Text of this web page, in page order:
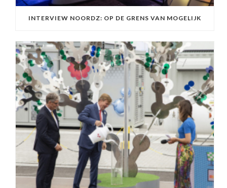
INTERVIEW NOORDZ: OP DE GRENS VAN MOGELIJK